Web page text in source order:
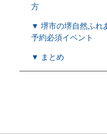
方
▼ 堺市の堺自然ふれ
予約必須イベント
▼ まとめ